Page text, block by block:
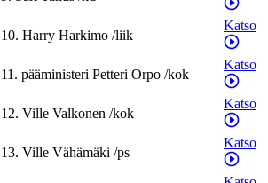
10. Harry Harkimo /liik
Katso
11. pääministeri Petteri Orpo /kok
Katso
12. Ville Valkonen /kok
Katso
13. Ville Vähämäki /ps
Katso